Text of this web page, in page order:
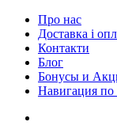
Про нас
Доставка і
Контакти
Блог
Бонусы и
Навигация по